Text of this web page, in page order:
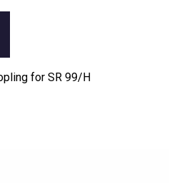
for SR 99/H